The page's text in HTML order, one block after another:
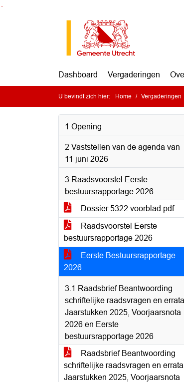
Dashboard Vergaderingen
U bevindt zich hier: Home Vergaderingen
1 Opening
2 Vaststellen van de agenda van
11 juni 2026
3 Raadsvoorstel Eerste
bestuursrapportage 2026
Dossier 5322 voorblad.pdf
Raadsvoorstel Eerste
bestuursrapportage 2026
Eerste Bestuursrapportage
2026
3.1 Raadsbrief Beantwoording
schriftelijke raadsvragen en errata
Jaarstukken 2025, Voorjaarsnota
2026 en Eerste
bestuursrapportage 2026
Raadsbrief Beantwoording
schriftelijke raadsvragen en errata
Jaarstukken 2025, Voorjaarsnota